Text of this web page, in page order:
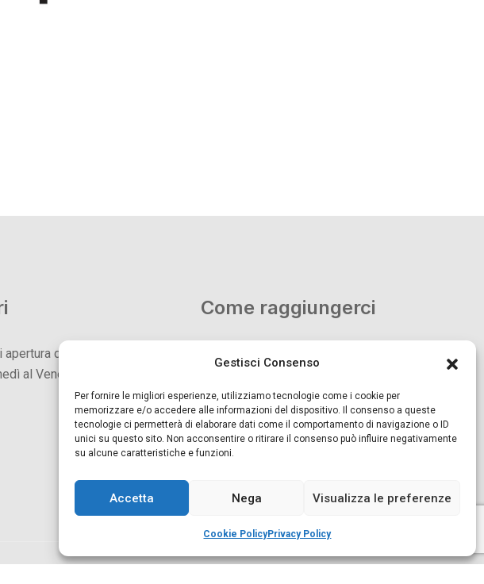
Gestisci Consenso
Per fornire le migliori esperienze, utilizziamo tecnologie come i cookie per
memorizzare e/o accedere alle informazioni del dispositivo. Il consenso a queste
tecnologie ci permetterà di elaborare dati come il comportamento di navigazione o ID
unici su questo sito. Non acconsentire o ritirare il consenso può influire negativamente
su alcune caratteristiche e funzioni.
Accetta Nega Visualizza le preferenze
Cookie PolicyPrivacy Policy
apertura dello showroom:
al Venerdì dalle 08:00 alle
Come raggiungerci
per Salò – Lago di Garda.